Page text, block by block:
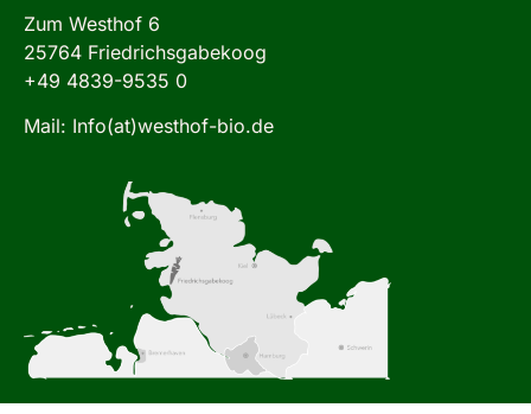
Zum Westhof 6
25764 Friedrichsgabekoog
+49 4839-9535 0
Mail: Info(at)westhof-bio.de